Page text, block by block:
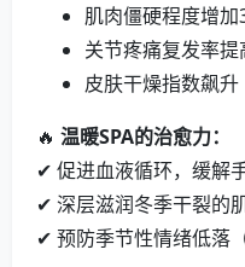
肌肉僵硬程度增
关节疼痛复发率提
皮肤干燥指数飙升
🔥 温暖SPA的治愈力：
✔ 促进血液循环，缓解
✔ 深层滋润冬季干裂的
✔ 预防季节性情绪低落（